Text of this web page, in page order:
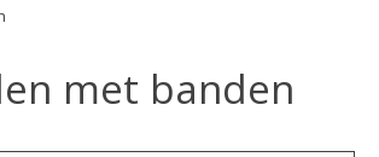
met banden